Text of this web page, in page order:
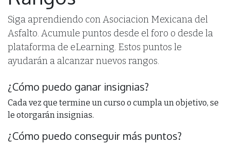
Siga aprendiendo con Asociacion Mexicana del
Asfalto. Acumule puntos desde el foro o desde la
plataforma de eLearning. Estos puntos le
ayudarán a alcanzar nuevos rangos.
¿Cómo puedo ganar insignias?
Cada vez que termine un curso o cumpla un objetivo, se
le otorgarán insignias.
¿Cómo puedo conseguir más puntos?